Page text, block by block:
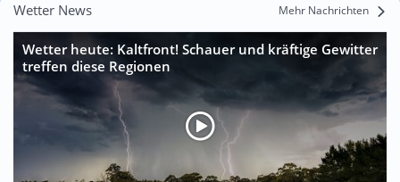
Wetter News Mehr Nachrichten
Wetter heute: Kaltfront! Schauer und kräftige Gewitter
treffen diese Regionen